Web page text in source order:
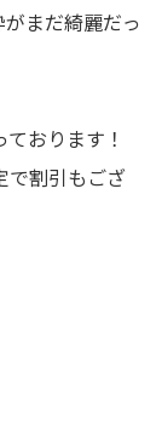
まだ綺麗だっ
おります！
で割引もござ